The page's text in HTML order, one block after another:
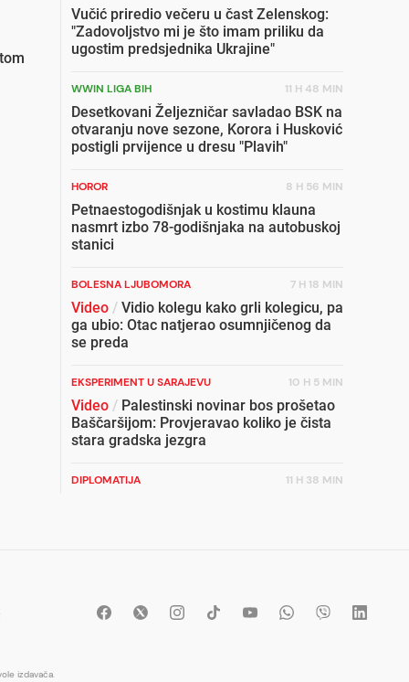
Vučić priredio večeru u čast Zelenskog:
"Zadovoljstvo mi je što imam priliku da
ugostim predsjednika Ukrajine"
WWIN LIGA BIH 11 H 48 MIN
Desetkovani Željezničar savladao BSK na
otvaranju nove sezone, Korora i Husković
postigli prvijence u dresu "Plavih"
HOROR 8 H 56 MIN
Petnaestogodišnjak u kostimu klauna
nasmrt izbo 78-godišnjaka na autobuskoj
stanici
BOLESNA LJUBOMORA 7 H 18 MIN
Video / Vidio kolegu kako grli kolegicu, pa
ga ubio: Otac natjerao osumnjičenog da
se preda
EKSPERIMENT U SARAJEVU 10 H 5 MIN
Video / Palestinski novinar bos prošetao
Baščaršijom: Provjeravao koliko je čista
stara gradska jezgra
DIPLOMATIJA 11 H 38 MIN
izazvale lavinu reakcija
izdavača.